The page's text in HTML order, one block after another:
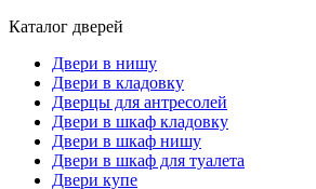
Каталог дверей
Двери в нишу
Двери в кладовку
Дверцы для антресолей
Двери в шкаф кладовку
Двери в шкаф нишу
Двери в шкаф для туалета
Двери купе